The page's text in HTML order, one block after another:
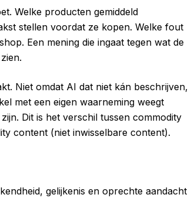
Welke producten gemiddeld
stellen voordat ze kopen. Welke fout
Een mening die ingaat tegen wat de
Niet omdat AI dat niet kán beschrijven,
met een eigen waarneming weegt
Dit is het verschil tussen commodity
content (niet inwisselbare content).
gelijkenis en oprechte aandacht